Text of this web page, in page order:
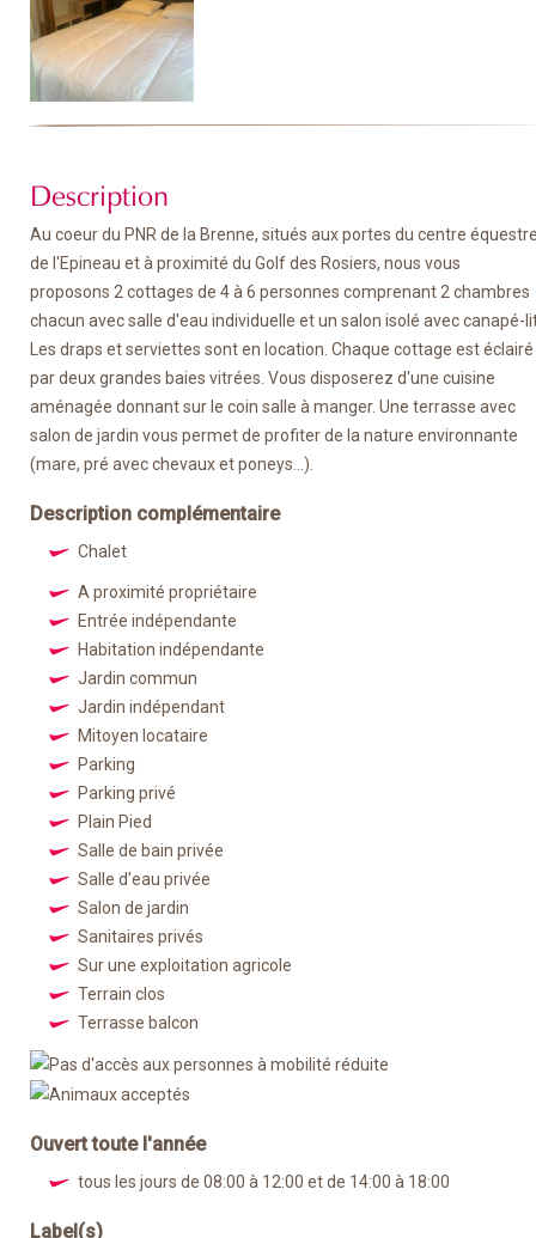
Description
Au coeur du PNR de la Brenne, situés aux portes du centre
de l'Epineau et à proximité du Golf des Rosiers, nous vous
proposons 2 cottages de 4 à 6 personnes comprenant 2 chambres
chacun avec salle d'eau individuelle et un salon isolé avec canapé-
Les draps et serviettes sont en location. Chaque cottage est éclairé
par deux grandes baies vitrées. Vous disposerez d'une cuisine
aménagée donnant sur le coin salle à manger. Une terrasse avec
salon de jardin vous permet de profiter de la nature environnante
(mare, pré avec chevaux et poneys...).
Description complémentaire
Chalet
A proximité propriétaire
Entrée indépendante
Habitation indépendante
Jardin commun
Jardin indépendant
Mitoyen locataire
Parking
Parking privé
Plain Pied
Salle de bain privée
Salle d'eau privée
Salon de jardin
Sanitaires privés
Sur une exploitation agricole
Terrain clos
Terrasse balcon
Ouvert toute l'année
tous les jours de 08:00 à 12:00 et de 14:00 à 18:00
Label(s)